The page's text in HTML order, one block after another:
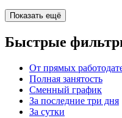
Показать ещё
Быстрые
От прямых
Полная занятость
Сменный график
За последние три дня
За сутки